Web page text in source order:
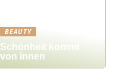
BEAUTY
Schönheit kommt
von innen